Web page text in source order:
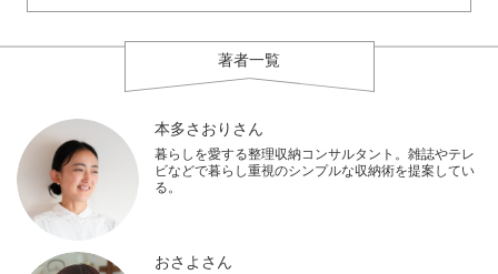
著者一覧
本多さおりさん
暮らしを愛する整理収納コンサルタント。雑誌やテレ
ビなどで暮らし重視のシンプルな収納術を提案してい
る。
おさよさん